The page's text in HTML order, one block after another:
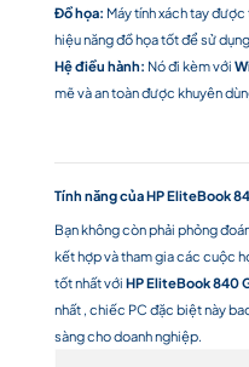
Đồ họa: Máy tính xách tay
hiệu năng đồ họa tốt để sử
Hệ điều hành: Nó đi kèm với
mẽ và an toàn được khuyên
Tính năng của HP EliteBook
Bạn không còn phải phỏng
kết hợp và tham gia các cuộc
tốt nhất với HP EliteBook 840
nhất , chiếc PC đặc biệt này
sàng cho doanh nghiệp.